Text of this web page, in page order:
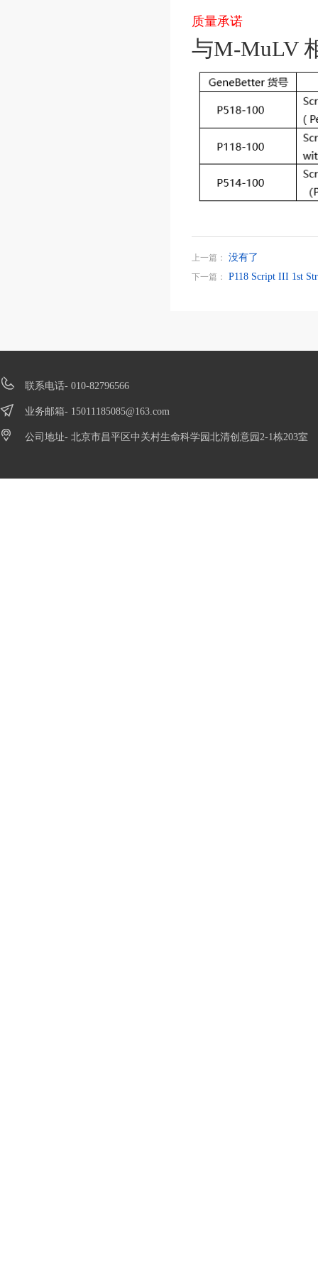
质量承诺
与M-MuLV
上一篇： 没有了
下一篇： P118 Script III 1st
联系电话- 010-82796566
业务邮箱- 15011185085@163.com
公司地址- 北京市昌平区中关村生命科学园北清创意园2-1栋203室